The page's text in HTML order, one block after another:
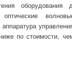
оборудования
по стоимости,